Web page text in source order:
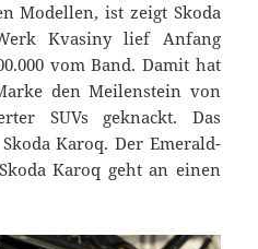
Modellen, ist zeigt Skoda
Kvasiny lief Anfang
vom Band. Damit hat
den Meilenstein von
SUVs geknackt. Das
Karoq. Der Emerald-
Karoq geht an einen